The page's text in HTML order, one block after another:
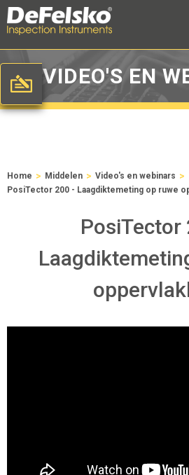
VIDEO'S EN
Home > Middelen > Video's en webinars >
PosiTector 200 - Laagdiktemeting op ruwe
PosiTector